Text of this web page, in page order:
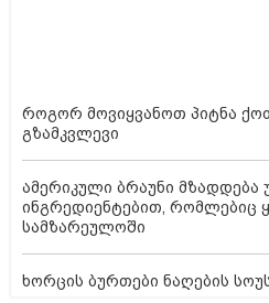
როგორ მოვიყვანოთ პიტნა
გზამკვლევი
ამერიკული ბრაუნი მზადდება
ინგრედიენტებით, რომლებიც
სამზარეულოში
ხორცის ბურთები ნაღების